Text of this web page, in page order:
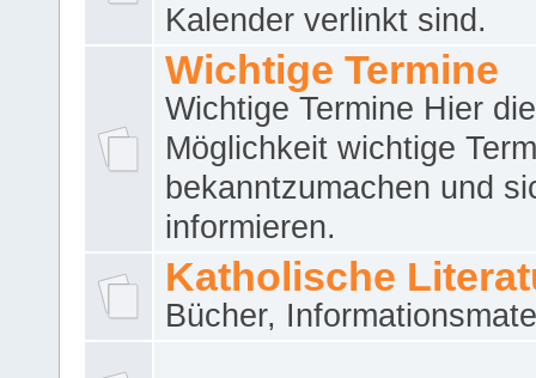
Kalender verlinkt sind.
Wichtige Termine
Wichtige Termine Hier die
Möglichkeit wichtige
bekanntzumachen und
informieren.
Katholische
Bücher,